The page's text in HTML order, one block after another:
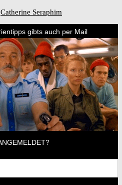
Catherine Seraphim